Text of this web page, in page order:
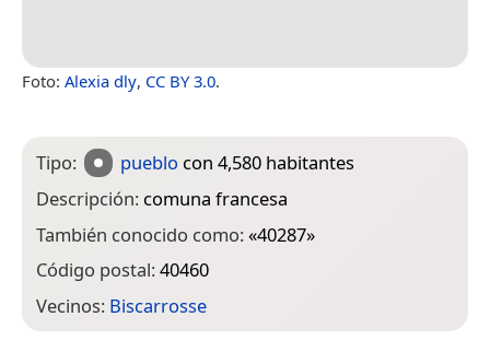
Foto: Alexia dly, CC BY 3.0.
Tipo: pueblo con 4,580 habitantes
Descripción: comuna francesa
También conocido como:«40287»
Código postal:40460
Vecinos: Biscarrosse